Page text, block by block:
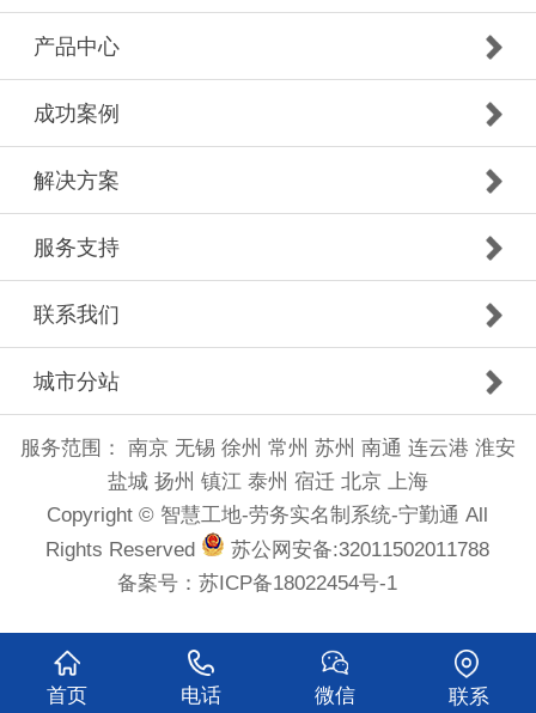
产品中心
成功案例
解决方案
服务支持
联系我们
城市分站
服务范围： 南京 无锡 徐州 常州 苏州 南通 连云港 淮安
盐城 扬州 镇江 泰州 宿迁 北京 上海
Copyright © 智慧工地-劳务实名制系统-宁勤通 All
Rights Reserved
苏公网安备:32011502011788
备案号：苏ICP备18022454号-1
首页 电话 微信 联系